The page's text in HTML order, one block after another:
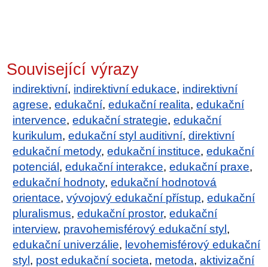
Související výrazy
indirektivní, indirektivní edukace, indirektivní
agrese,edukační,edukační realita,edukační
intervence,edukační strategie,edukační
kurikulum,edukační styl auditivní,direktivní
edukační metody,edukační instituce,edukační
potenciál,edukační interakce,edukační praxe,
edukační hodnoty,edukační hodnotová
orientace,vývojový edukační přístup,edukační
pluralismus,edukační prostor,edukační
interview, pravohemisférový edukační styl,
edukační univerzálie, levohemisférový edukační
styl, post edukační societa, metoda,aktivizační